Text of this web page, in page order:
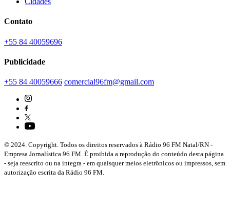
Contato
+55 84 40059696
Publicidade
+55 84 40059666 comercial96fm@gmail.com
© 2024. Copyright. Todos os direitos reservados à Rádio 96 FM Natal/RN -
Empresa Jornalística 96 FM. É proibida a reprodução do conteúdo desta página
- seja reescrito ou na íntegra - em quaisquer meios eletrônicos ou impressos, sem
autorização escrita da Rádio 96 FM.